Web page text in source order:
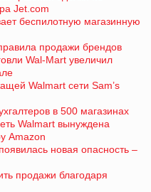
Jet.com
беспилотную магазинную
продажи брендов
Wal-Mart увеличил
Walmart cети Sam’s
в 500 магазинах
Walmart вынуждена
Amazon
новая опасность –
продажи благодаря